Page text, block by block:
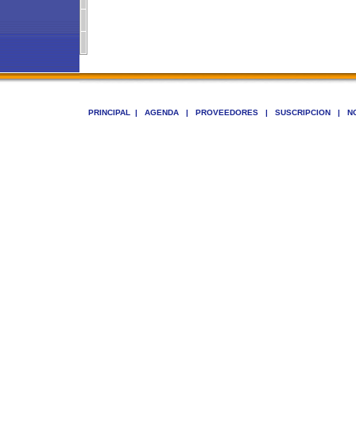
PRINCIPAL | AGENDA | PROVEEDORES | SUSCRIPCION |